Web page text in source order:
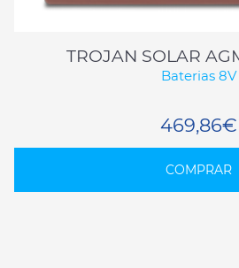
TROJAN SOLAR
Baterias 8V
469,86€
COMPRAR